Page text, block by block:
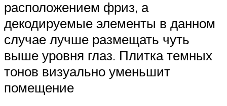
расположением фриз, а
декодируемые элементы в данном
случае лучше размещать чуть
выше уровня глаз. Плитка темных
тонов визуально уменьшит
помещение